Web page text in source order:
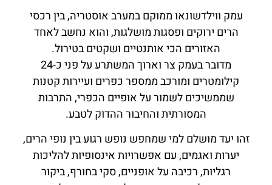
עמק ווילדשונאו ממוקם במערב אוסטריה, בין רכסי
הרים ירוקים ופסגות מושלגות, והוא נחשב לאחד
האזורים הכי אותנטיים ושקטים בטירול.
מדובר בעמק צר וארוך המשתרע על פני כ-24
קילומטרים ומורכב ממספר כפרים ועיירות קטנות
שממשיכים לשמור על אופיים הכפרי, התרבות
המסורתית והחיבור ההדוק לטבע.
זהו יעד מושלם למי שמחפש נופש רגוע בין נופי הרים,
יערות ואגמים, עם אפשרויות אינסופיות להליכות
רגליות, רכיבה על אופניים, סקי בחורף, ביקור